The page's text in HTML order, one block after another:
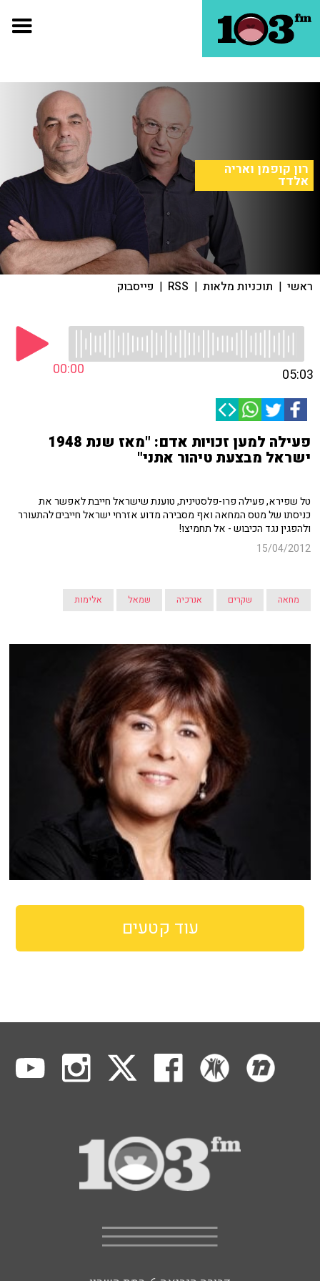
רון קופמן ואריה
אלדד
ראשי | תוכניות מלאות |
RSS
| פייסבוק
00:00 05:03
פעילה למען זכויות אדם: "מאז שנת 1948
ישראל מבצעת טיהור אתני"
טל שפירא, פעילה פרו-פלסטינית, טוענת שישראל חייבת לאפשר את
כניסתו של מטס המחאה ואף מסבירה מדוע אזרחי ישראל חייבים להתעורר
ולהפגין נגד הכיבוש - אל תחמיצו!
15/04/2012
מחאה שקרים אנרכיה שמאל אלימות
עוד קטעים